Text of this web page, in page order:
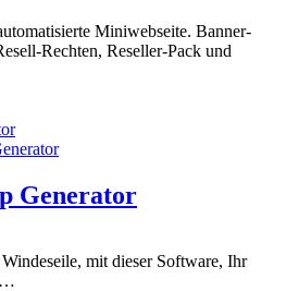
Miniwebseite. Banner-
Rechten, Reseller-Pack und
Generator
mit dieser Software, Ihr